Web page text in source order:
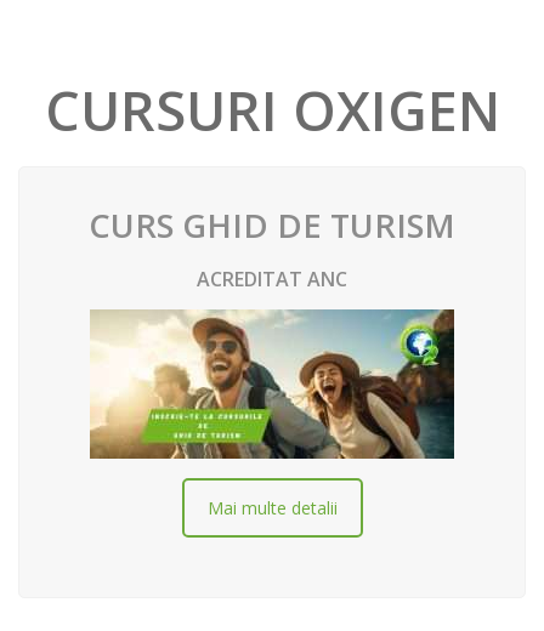
CURSURI OXIGEN
CURS GHID DE TURISM
ACREDITAT ANC
Mai multe detalii